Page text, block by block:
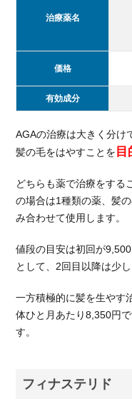
AGA
ク
5.2.
AGA
ンク
リニ
ック
5.3.
Dク
リニ
6.
ザガ
かフ
ィナ
にお
治療薬名
価格
有効成分
AGAの治療は大きく分け
髪の毛をはやすことを 目
どちらも薬で治療をする
の場合は1種類の薬、髪
み合わせて使用します。
値段の目安は初回が
として、2回目以降は少
一方積極的に髪を生やす
体ひと月あたり8,350円
す。
フィナステリド